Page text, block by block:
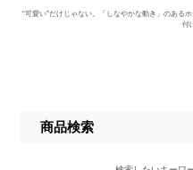
“可愛い”だけじゃない。「しなやかな動き」のある
付
商品検索